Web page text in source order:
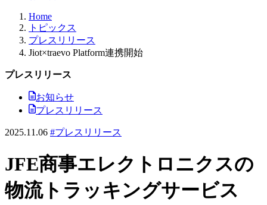
Home
トピックス
プレスリリース
Jiot×traevo Platform連携開始
プレスリリース
お知らせ
プレスリリース
2025.11.06 #プレスリリース
JFE商事エレクトロニクスの
物流トラッキングサービス